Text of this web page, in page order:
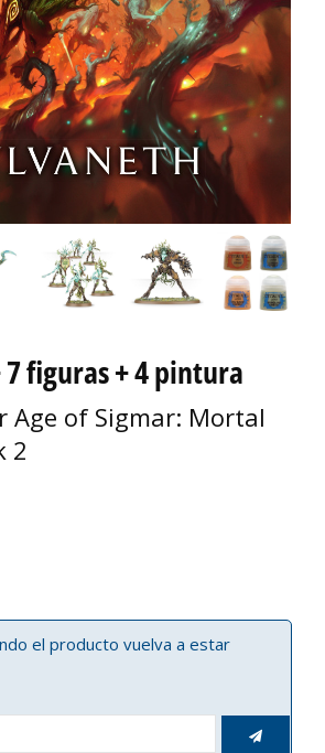
figuras + 4 pintura
Age of Sigmar: Mortal
2
el producto vuelva a estar
